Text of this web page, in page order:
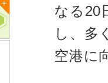
+
なる20
し、多
空港に